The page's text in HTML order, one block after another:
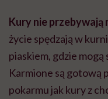
Kury nie przebywają
życie spędzają w
piaskiem, gdzie
Karmione są gotową
pokarmu jak kury z